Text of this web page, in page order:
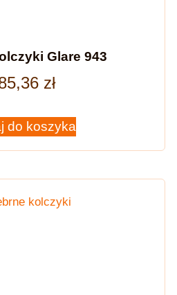
Glare 943
zł
do koszyka